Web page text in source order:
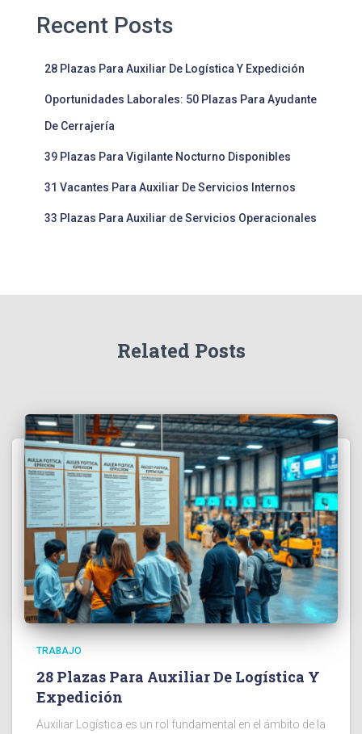
Recent Posts
28 Plazas Para Auxiliar De Logística Y Expedición
Oportunidades Laborales: 50 Plazas Para Ayudante
De Cerrajería
39 Plazas Para Vigilante Nocturno Disponibles
31 Vacantes Para Auxiliar De Servicios Internos
33 Plazas Para Auxiliar de Servicios Operacionales
Related Posts
TRABAJO
28 Plazas Para Auxiliar De Logística Y
Expedición
Auxiliar Logística es un rol fundamental en el ámbito de la